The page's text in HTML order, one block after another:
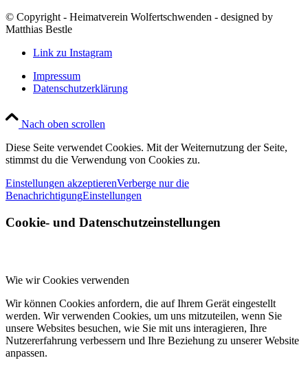
© Copyright - Heimatverein Wolfertschwenden - designed by
Matthias Bestle
Link zu Instagram
Impressum
Datenschutzerklärung
Nach oben scrollen
Diese Seite verwendet Cookies. Mit der Weiternutzung der Seite,
stimmst du die Verwendung von Cookies zu.
Einstellungen akzeptierenVerberge nur die
BenachrichtigungEinstellungen
Cookie- und Datenschutzeinstellungen
Wie wir Cookies verwenden
Wir können Cookies anfordern, die auf Ihrem Gerät eingestellt
werden. Wir verwenden Cookies, um uns mitzuteilen, wenn Sie
unsere Websites besuchen, wie Sie mit uns interagieren, Ihre
Nutzererfahrung verbessern und Ihre Beziehung zu unserer Website
anpassen.